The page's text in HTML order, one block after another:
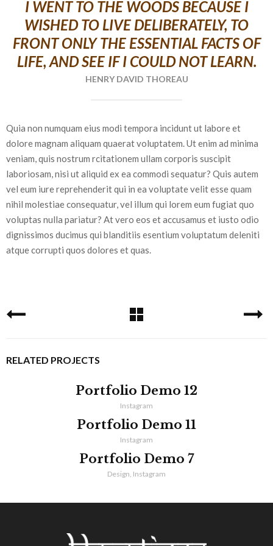
I WENT TO THE WOODS BECAUSE I
WISHED TO LIVE DELIBERATELY, TO
FRONT ONLY THE ESSENTIAL FACTS OF
LIFE, AND SEE IF I COULD NOT LEARN.
HENRY DAVID THOREAU
Quia non numquam eius modi tempora incidunt ut labore et
dolore magnam aliquam quaerat voluptatem. Ut enim ad minima
veniam, quis nostrum rcitationem ullam corporis suscipit
laboriosam, nisi ut aliquid ex ea commodi sequatur? Quis autem
vel eum iure reprehenderit qui in ea voluptate velit esse quam
nihil molestiae consequatur, vel illum qui lorem eum fugiat quo
voluptas nulla pariatur? At vero eos et accusamus et iusto odio
dignissimos ducimus qui blanditiis esentium voluptatum deleniti
atque corrupti quos dolores et quas.
RELATED PROJECTS
Portfolio Demo 12
Instagram
Portfolio Demo 11
Instagram
Portfolio Demo 7
Design, Instagram